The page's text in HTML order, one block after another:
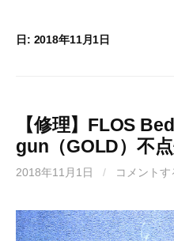
日: 2018年11月1日
【修理】FLOS
gun（GOLD）不
2018年11月1日 / コメントす